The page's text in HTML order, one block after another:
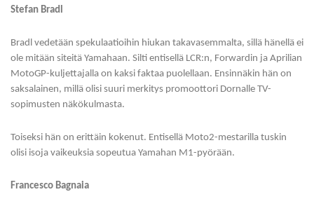
Stefan Bradl
Bradl vedetään spekulaatioihin hiukan takavasemmalta, sillä hänellä ei
ole mitään siteitä Yamahaan. Silti entisellä LCR:n, Forwardin ja Aprilian
MotoGP-kuljettajalla on kaksi faktaa puolellaan. Ensinnäkin hän on
saksalainen, millä olisi suuri merkitys promoottori Dornalle TV-
sopimusten näkökulmasta.
Toiseksi hän on erittäin kokenut. Entisellä Moto2-mestarilla tuskin
olisi isoja vaikeuksia sopeutua Yamahan M1-pyörään.
Francesco Bagnaia